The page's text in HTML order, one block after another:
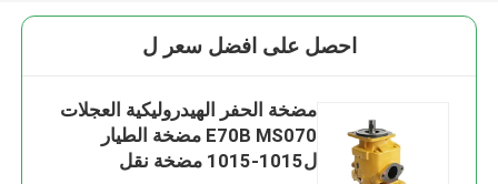
احصل على افضل سعر ل
مضخة الحفر الهيدروليكية العجلات
E70B MS070 مضخة الطيار
ل1015-1015 مضخة نقل